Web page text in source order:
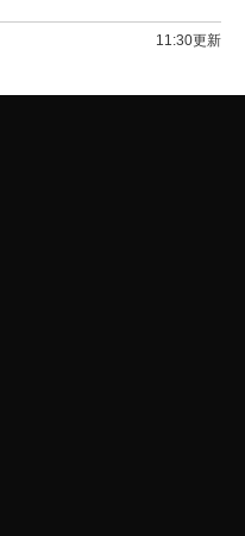
11:30更新